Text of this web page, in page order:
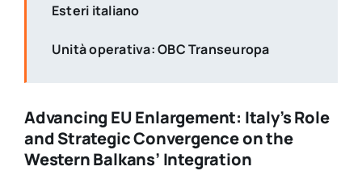
Esteri italiano
Unità operativa: OBC Transeuropa
Advancing EU Enlargement: Italy’s Role
and Strategic Convergence on the
Western Balkans’ Integration